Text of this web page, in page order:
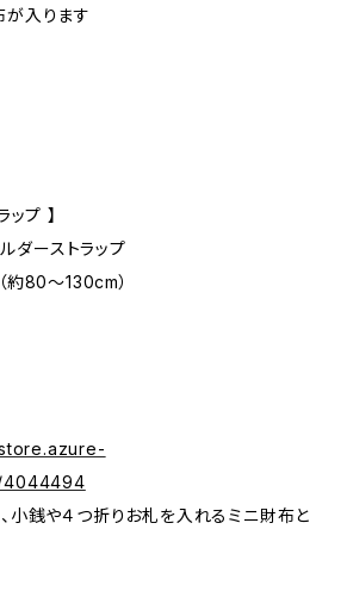
入ります
プ 】
ダーストラップ
約80～130cm）
小銭や４つ折りお札を入れるミニ財布と